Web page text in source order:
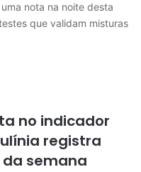
nota na noite desta
que validam misturas
no indicador
registra
semana